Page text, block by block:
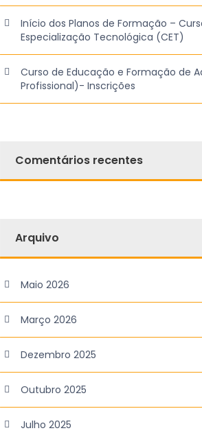
Início dos Planos de Formação –
Especialização Tecnológica (CET)
Curso de Educação e Formação de
Profissional)- Inscrições
Comentários recentes
Arquivo
Maio 2026
Março 2026
Dezembro 2025
Outubro 2025
Julho 2025